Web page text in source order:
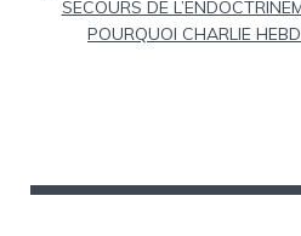
deSECOURS DE
POURQUOI CHARLIE